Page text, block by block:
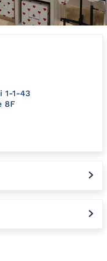
1-1-43
8F